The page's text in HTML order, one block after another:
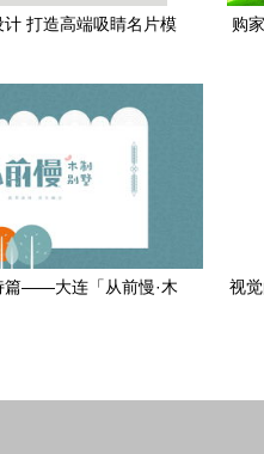
打造高端吸睛名片模
购
篇——大连「从前慢·木
视